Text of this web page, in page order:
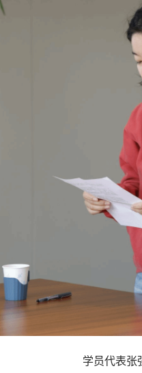
学员代表张